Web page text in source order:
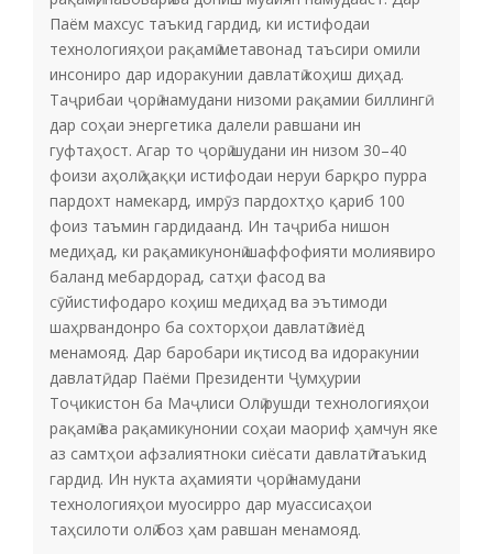
Паём махсус таъкид гардид, ки истифодаи
технологияҳои рақамӣ метавонад таъсири омили
инсониро дар идоракунии давлатӣ коҳиш диҳад.
Таҷрибаи ҷорӣ намудани низоми рақамии биллингӣ
дар соҳаи энергетика далели равшани ин
гуфтаҳост. Агар то ҷорӣ шудани ин низом 30–40
фоизи аҳолӣ ҳаққи истифодаи неруи барқро пурра
пардохт намекард, имрӯз пардохтҳо қариб 100
фоиз таъмин гардидаанд. Ин таҷриба нишон
медиҳад, ки рақамикунонӣ шаффофияти молиявиро
баланд мебардорад, сатҳи фасод ва
сӯйистифодаро коҳиш медиҳад ва эътимоди
шаҳрвандонро ба сохторҳои давлатӣ зиёд
менамояд. Дар баробари иқтисод ва идоракунии
давлатӣ, дар Паёми Президенти Ҷумҳурии
Тоҷикистон ба Маҷлиси Олӣ рушди технологияҳои
рақамӣ ва рақамикунонии соҳаи маориф ҳамчун яке
аз самтҳои афзалиятноки сиёсати давлатӣ таъкид
гардид. Ин нукта аҳамияти ҷорӣ намудани
технологияҳои муосирро дар муассисаҳои
таҳсилоти олӣ боз ҳам равшан менамояд.